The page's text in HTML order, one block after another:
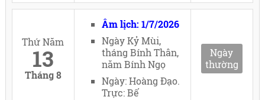
Thứ Năm
13
Tháng 8
Âm lịch: 1/7/2026
Ngày Kỷ Mùi,
tháng Bính Thân,
năm Bính Ngọ
Ngày: Hoàng Đạo.
Trực: Bế
Ngày
thường